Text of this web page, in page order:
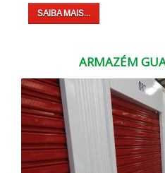
SAIBA MAIS...
ARMAZÉM